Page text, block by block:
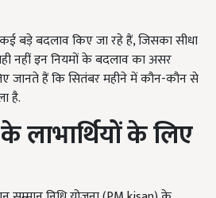
बड़े बदलाव किए जा रहे हैं, जिसका सीधा
नहीं इन नियमों के बदलाव का असर
जानते हैं कि सितंबर महीने में कौन-कौन से
है.
लाभार्थियों के लिए